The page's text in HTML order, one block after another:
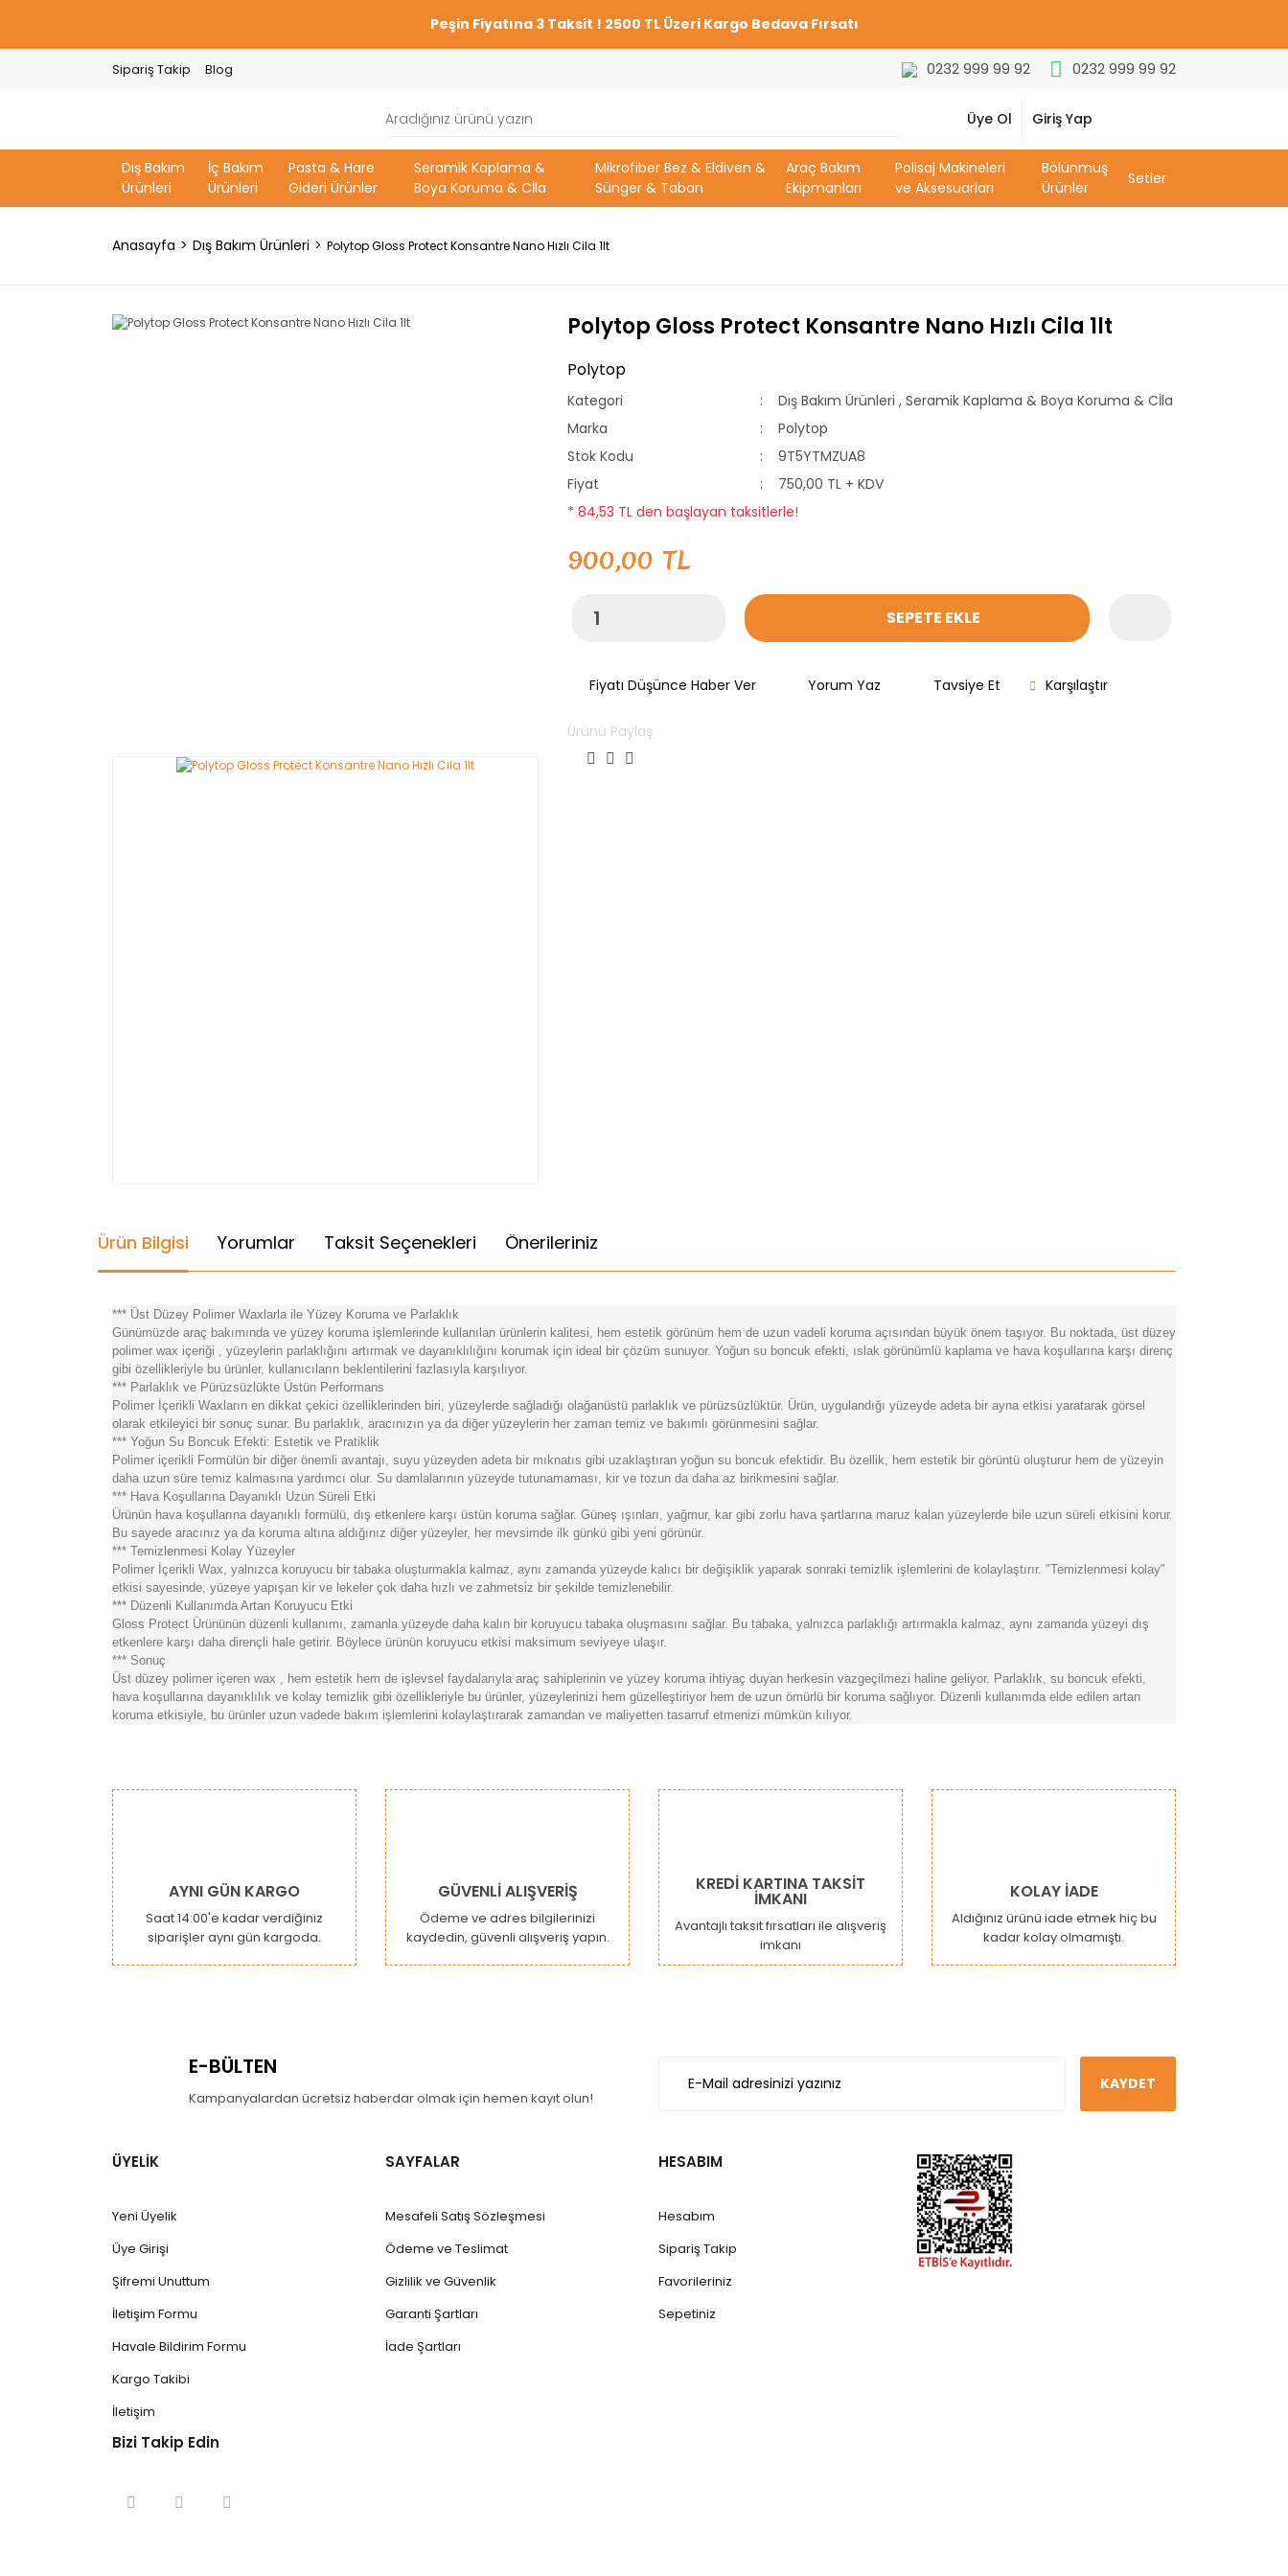
Peşin Fiyatına 3 Taksit ! 2500 TL Üzeri Kargo Bedava Fırsatı
Sipariş Takip Blog 0232 999 99 92 0232 999 99 92
Üye Ol Giriş Yap
Dış Bakım
Ürünleri
İç Bakım
Ürünleri
Pasta & Hare
Gideri Ürünler
Seramik Kaplama &
Boya Koruma & Cİla
Mikrofiber Bez & Eldiven &
Sünger & Taban
Araç Bakım
Ekipmanları
Polisaj Makineleri
ve Aksesuarları
Bölünmüş
Ürünler
Setler
Anasayfa Dış Bakım Ürünleri Polytop Gloss Protect Konsantre Nano Hızlı Cila 1lt
Polytop Gloss Protect Konsantre Nano Hızlı Cila 1lt
Polytop
Kategori Dış Bakım Ürünleri , Seramik Kaplama & Boya Koruma & Cİla
Marka
Polytop
Stok Kodu
9T5YTMZUA8
Fiyat
750,00 TL + KDV
* 84,53 TL den başlayan taksitlerle!
900,00 TL
SEPETE EKLE
Fiyatı Düşünce Haber Ver Yorum Yaz Tavsiye Et Karşılaştır
Ürünü Paylaş
Ürün Bilgisi Yorumlar Taksit Seçenekleri Önerileriniz
*** Üst Düzey Polimer Waxlarla ile Yüzey Koruma ve Parlaklık
Günümüzde araç bakımında ve yüzey koruma işlemlerinde kullanılan ürünlerin kalitesi, hem estetik görünüm hem de uzun vadeli koruma açısından büyük önem taşıyor. Bu noktada, üst düzey
polimer wax içeriği , yüzeylerin parlaklığını artırmak ve dayanıklılığını korumak için ideal bir çözüm sunuyor. Yoğun su boncuk efekti, ıslak görünümlü kaplama ve hava koşullarına karşı direnç
gibi özellikleriyle bu ürünler, kullanıcıların beklentilerini fazlasıyla karşılıyor.
*** Parlaklık ve Pürüzsüzlükte Üstün Performans
Polimer İçerikli Waxların en dikkat çekici özelliklerinden biri, yüzeylerde sağladığı olağanüstü parlaklık ve pürüzsüzlüktür. Ürün, uygulandığı yüzeyde adeta bir ayna etkisi yaratarak görsel
olarak etkileyici bir sonuç sunar. Bu parlaklık, aracınızın ya da diğer yüzeylerin her zaman temiz ve bakımlı görünmesini sağlar.
*** Yoğun Su Boncuk Efekti: Estetik ve Pratiklik
Polimer içerikli Formülün bir diğer önemli avantajı, suyu yüzeyden adeta bir mıknatıs gibi uzaklaştıran yoğun su boncuk efektidir. Bu özellik, hem estetik bir görüntü oluşturur hem de yüzeyin
daha uzun süre temiz kalmasına yardımcı olur. Su damlalarının yüzeyde tutunamaması, kir ve tozun da daha az birikmesini sağlar.
*** Hava Koşullarına Dayanıklı Uzun Süreli Etki
Ürünün hava koşullarına dayanıklı formülü, dış etkenlere karşı üstün koruma sağlar. Güneş ışınları, yağmur, kar gibi zorlu hava şartlarına maruz kalan yüzeylerde bile uzun süreli etkisini korur.
Bu sayede aracınız ya da koruma altına aldığınız diğer yüzeyler, her mevsimde ilk günkü gibi yeni görünür.
*** Temizlenmesi Kolay Yüzeyler
Polimer İçerikli Wax, yalnızca koruyucu bir tabaka oluşturmakla kalmaz, aynı zamanda yüzeyde kalıcı bir değişiklik yaparak sonraki temizlik işlemlerini de kolaylaştırır. "Temizlenmesi kolay"
etkisi sayesinde, yüzeye yapışan kir ve lekeler çok daha hızlı ve zahmetsiz bir şekilde temizlenebilir.
*** Düzenli Kullanımda Artan Koruyucu Etki
Gloss Protect Ürününün düzenli kullanımı, zamanla yüzeyde daha kalın bir koruyucu tabaka oluşmasını sağlar. Bu tabaka, yalnızca parlaklığı artırmakla kalmaz, aynı zamanda yüzeyi dış
etkenlere karşı daha dirençli hale getirir. Böylece ürünün koruyucu etkisi maksimum seviyeye ulaşır.
*** Sonuç
Üst düzey polimer içeren wax , hem estetik hem de işlevsel faydalarıyla araç sahiplerinin ve yüzey koruma ihtiyaç duyan herkesin vazgeçilmezi haline geliyor. Parlaklık, su boncuk efekti,
hava koşullarına dayanıklılık ve kolay temizlik gibi özellikleriyle bu ürünler, yüzeylerinizi hem güzelleştiriyor hem de uzun ömürlü bir koruma sağlıyor. Düzenli kullanımda elde edilen artan
koruma etkisiyle, bu ürünler uzun vadede bakım işlemlerini kolaylaştırarak zamandan ve maliyetten tasarruf etmenizi mümkün kılıyor.
Bu ürüne ilk yorumu siz yapın!
Yorum Yaz
Ürün resmi kalitesiz, bozuk veya görüntülenemiyor.
Ürün açıklamasında eksik bilgiler bulunuyor.
Ürün bilgilerinde hatalar bulunuyor.
Ürün fiyatı diğer sitelerden daha pahalı.
Bu ürüne benzer farklı alternatifler olmalı.
AYNI GÜN KARGO
Saat 14:00'e kadar verdiğiniz
siparişler aynı gün kargoda.
GÜVENLİ ALIŞVERİŞ
Ödeme ve adres bilgilerinizi
kaydedin, güvenli alışveriş yapın.
KREDİ KARTINA TAKSİT
İMKANI
Avantajlı taksit fırsatları ile alışveriş
imkanı
KOLAY İADE
Aldığınız ürünü iade etmek hiç bu
kadar kolay olmamıştı.
E-BÜLTEN
Kampanyalardan ücretsiz haberdar olmak için hemen kayıt olun!
KAYDET
ÜYELİK
Yeni Üyelik
Üye Girişi
Şifremi Unuttum
İletişim Formu
Havale Bildirim Formu
Kargo Takibi
İletişim
SAYFALAR
Mesafeli Satış Sözleşmesi
Ödeme ve Teslimat
Gizlilik ve Güvenlik
Garanti Şartları
İade Şartları
HESABIM
Hesabım
Sipariş Takip
Favorileriniz
Sepetiniz
Bizi Takip Edin